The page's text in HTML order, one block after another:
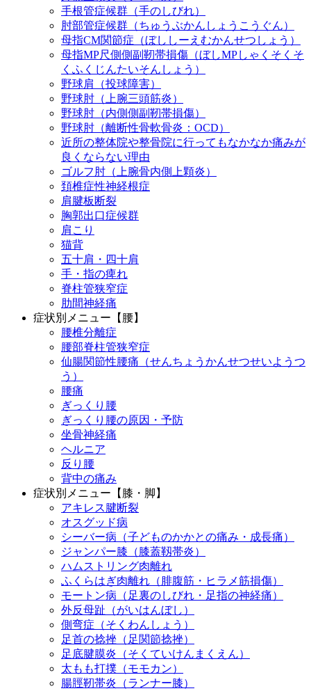
手根管症候群（手のしびれ）
肘部管症候群（ちゅうぶかんしょうこうぐん）
母指CM関節症（ぼししーえむかんせつしょう）
母指MP尺側側副靭帯損傷（ぼしMPしゃくそくそ
くふくじんたいそんしょう）
野球肩（投球障害）
野球肘（上腕三頭筋炎）
野球肘（内側側副靭帯損傷）
野球肘（離断性骨軟骨炎：OCD）
近所の整体院や整骨院に行ってもなかなか痛みが
良くならない理由
ゴルフ肘（上腕骨内側上顆炎）
頚椎症性神経根症
肩腱板断裂
胸郭出口症候群
肩こり
猫背
五十肩・四十肩
手・指の痺れ
脊柱管狭窄症
肋間神経痛
症状別メニュー【腰】
腰椎分離症
腰部脊柱管狭窄症
仙腸関節性腰痛（せんちょうかんせつせいようつ
う）
腰痛
ぎっくり腰
ぎっくり腰の原因・予防
坐骨神経痛
ヘルニア
反り腰
背中の痛み
症状別メニュー【膝・脚】
アキレス腱断裂
オスグッド病
シーバー病（子どものかかとの痛み・成長痛）
ジャンパー膝（膝蓋靱帯炎）
ハムストリング肉離れ
ふくらはぎ肉離れ（腓腹筋・ヒラメ筋損傷）
モートン病（足裏のしびれ・足指の神経痛）
外反母趾（がいはんぼし）
側弯症（そくわんしょう）
足首の捻挫（足関節捻挫）
足底腱膜炎（そくていけんまくえん）
太もも打撲（モモカン）
腸脛靭帯炎（ランナー膝）